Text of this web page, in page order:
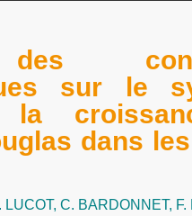
sur le
la
dans
LUCOT, C. BARDONNET,